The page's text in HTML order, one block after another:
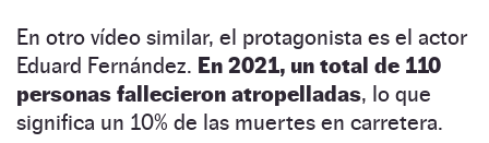
En otro vídeo similar, el protagonista es el actor
Eduard Fernández. En 2021, un total de 110
personas fallecieron atropelladas, lo que
significa un 10% de las muertes en carretera.